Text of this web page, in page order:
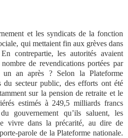
et les syndicats de la fonction
qui mettaient fin aux grèves dans
contrepartie, les autorités avaient
de revendications portées par
un an après ? Selon la Plateforme
du secteur public, des efforts ont été
sur la pension de retraite et le
estimés à 249,5 milliards francs
gouvernement qu’ils saluent, les
vivre dans la précarité, au dire de
parole de la Plateforme nationale.